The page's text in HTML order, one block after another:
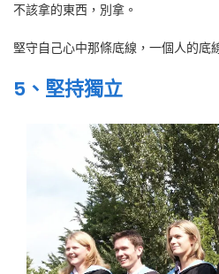
不該拿的東西，別拿。
堅守自己心中那條底線，一個人的底
5、堅持獨立